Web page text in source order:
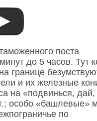
поста
до 5 часов. Тут
границе
и их железные
на «подвинься, дай,
особо «башлевые»
по